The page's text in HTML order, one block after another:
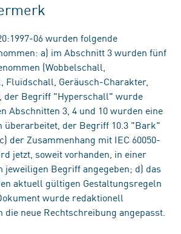
06 wurden folgende
a) im Abschnitt 3 wurden fünf
(Wobbelschall,
Fluidschall, Geräusch-Charakter,
der Begriff "Hyperschall" wurde
Abschnitten 3, 4 und 10 wurden eine
überarbeitet, der Begriff 10.3 "Bark"
der Zusammenhang mit IEC 60050-
jetzt, soweit vorhanden, in einer
jeweiligen Begriff angegeben; d) das
aktuell gültigen Gestaltungsregeln
wurde redaktionell
neue Rechtschreibung angepasst.